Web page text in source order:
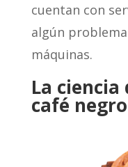
cuentan con
algún
máquinas.
La ciencia
café negro